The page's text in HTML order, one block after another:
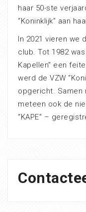
haar 50-ste
“Koninklijk” aan
In 2021 vieren we
club. Tot 1982
Kapellen” een
werd de VZW
opgericht. Samen
meteen ook de
“KAPE” –